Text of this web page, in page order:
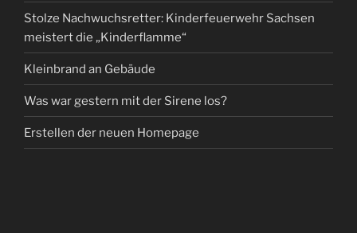
Stolze Nachwuchsretter: Kinderfeuerwehr Sachsen
meistert die „Kinderflamme“
Kleinbrand an Gebäude
Was war gestern mit der Sirene los?
Erstellen der neuen Homepage